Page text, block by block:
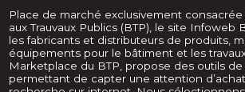
Place de marché exclusivement
aux Trauvaux Publics (BTP), le site Infoweb
les fabricants et distributeurs de produits,
équipements pour le bâtiment et les
Marketplace du BTP, propose des outils
permettant de capter une attention